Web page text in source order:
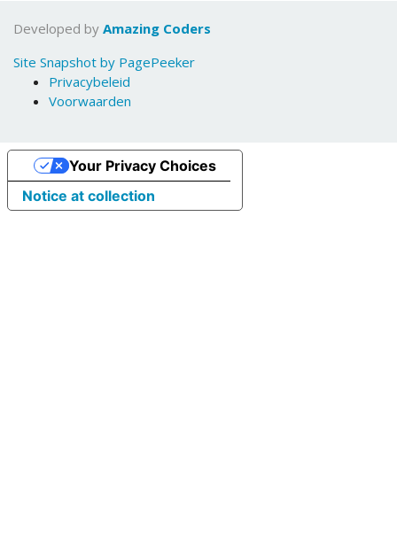
Developed by Amazing Coders
Site Snapshot by PagePeeker
Privacybeleid
Voorwaarden
Notice at collection
Your Privacy Choices